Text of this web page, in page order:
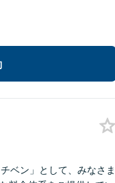
ベン」として、みなさま